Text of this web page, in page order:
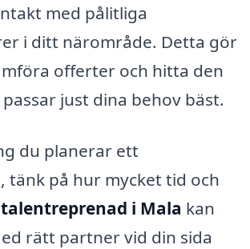
med pålitliga
i ditt närområde. Detta gör
offerter och hitta den
just dina behov bäst.
du planerar ett
tänk på hur mycket tid och
i Mala kan
rätt partner vid din sida